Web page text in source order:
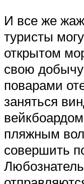
И все же
туристы
открытом
свою
поварами
заняться
пляжным
совершить